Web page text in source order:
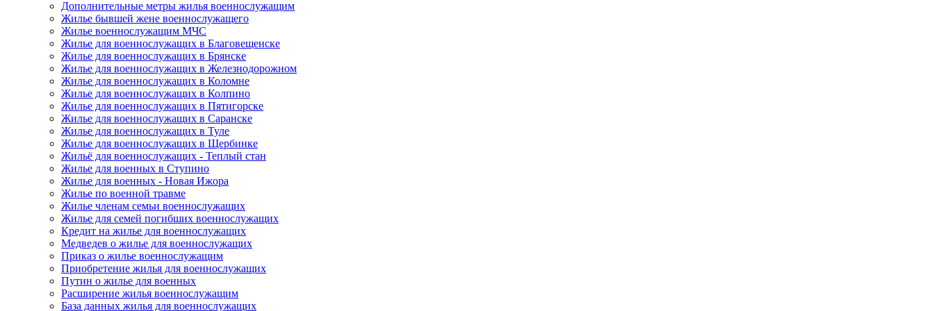
Дополнительные метры жилья военнослужащим
Жилье бывшей жене военнослужащего
Жилье военнослужащим МЧС
Жилье для военнослужащих в Благовещенске
Жилье для военнослужащих в Брянске
Жилье для военнослужащих в Железнодорожном
Жилье для военнослужащих в Коломне
Жилье для военнослужащих в Колпино
Жилье для военнослужащих в Пятигорске
Жилье для военнослужащих в Саранске
Жилье для военнослужащих в Туле
Жилье для военнослужащих в Щербинке
Жильё для военнослужащих - Теплый стан
Жилье для военных в Ступино
Жилье для военных - Новая Ижора
Жилье по военной травме
Жилье членам семьи военнослужащих
Жилье для семей погибших военнослужащих
Кредит на жилье для военнослужащих
Медведев о жилье для военнослужащих
Приказ о жилье военнослужащим
Приобретение жилья для военнослужащих
Путин о жилье для военных
Расширение жилья военнослужащим
База данных жилья для военнослужащих